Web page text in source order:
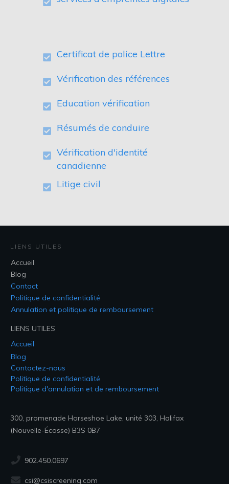
Certificat de police Lettre
Vérification des références
Education vérification
Résumés de conduire
Vérification d'identité
canadienne
Litige civil
LIENS UTILES
Accueil
Blog
Contact
Politique de confidentialité
Annulation et politique de remboursement
LIENS UTILES
Accueil
Blog
Contactez-nous
Politique de confidentialité
Politique d'annulation et de remboursement
300, promenade Horseshoe Lake, unité 303, Halifax
(Nouvelle-Écosse) B3S 0B7
902.450.0697
csi@csiscreening.com